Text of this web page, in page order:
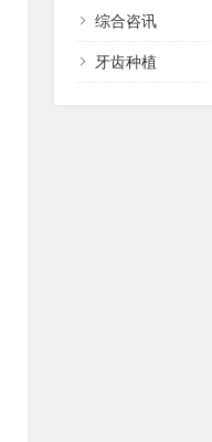
综合咨讯
牙齿种植